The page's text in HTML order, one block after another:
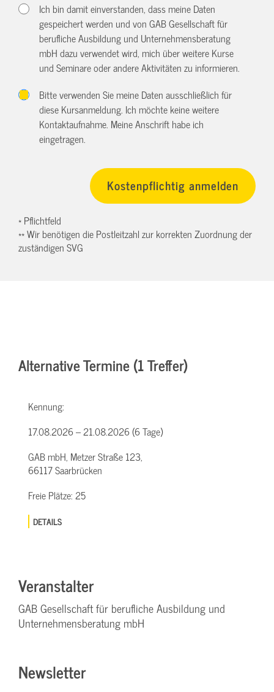
Ich bin damit einverstanden, dass meine Daten
gespeichert werden und von GAB Gesellschaft für
berufliche Ausbildung und Unternehmensberatung
mbH dazu verwendet wird, mich über weitere Kurse
und Seminare oder andere Aktivitäten zu informieren.
Bitte verwenden Sie meine Daten ausschließlich für
diese Kursanmeldung. Ich möchte keine weitere
Kontaktaufnahme. Meine Anschrift habe ich
eingetragen.
* Pflichtfeld
** Wir benötigen die Postleitzahl zur korrekten Zuordnung der
zuständigen SVG
Alternative Termine (1 Treffer)
Kennung:
17.08.2026 – 21.08.2026 (6 Tage)
GAB mbH, Metzer Straße 123,
66117 Saarbrücken
Freie Plätze:25
DETAILS
Veranstalter
GAB Gesellschaft für berufliche Ausbildung und
Unternehmensberatung mbH
Newsletter